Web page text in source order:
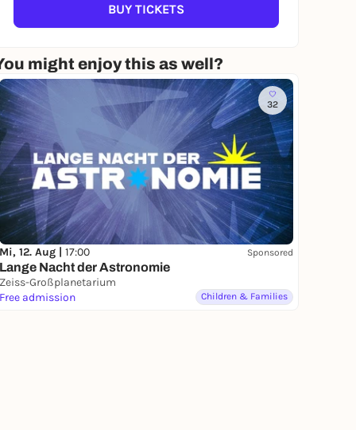
BUY TICKETS
might enjoy this as well?
32
Mi, 12. Aug | 17:00 Sponsored
Lange Nacht der Astronomie
Zeiss-Großplanetarium
Free admission
Children & Families